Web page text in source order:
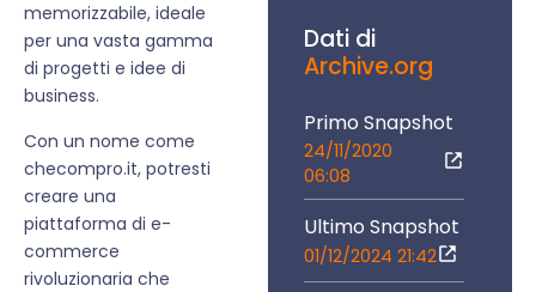
memorizzabile, ideale
per una vasta gamma
di progetti e idee di
business.
Con un nome come
checompro.it, potresti
creare una
piattaforma di e-
commerce
rivoluzionaria che
Dati di
Archive.org
Primo Snapshot
24/11/2020
06:08
Ultimo Snapshot
01/12/2024 21:42